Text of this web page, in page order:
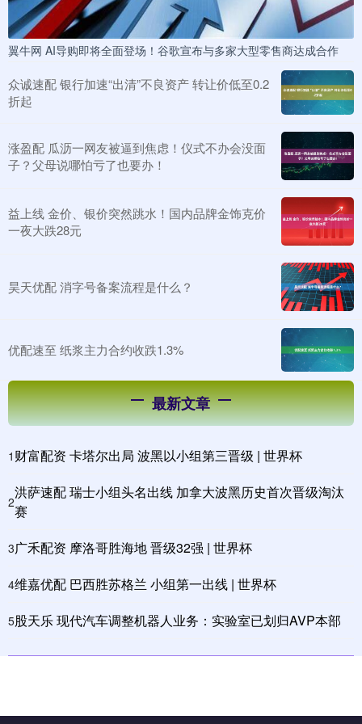
翼牛网 AI导购即将全面登场！谷歌宣布与多家大型零售商达成合作
众诚速配 银行加速“出清”不良资产 转让价低至0.2
折起
涨盈配 瓜沥一网友被逼到焦虑！仪式不办会没面
子？父母说哪怕亏了也要办！
益上线 金价、银价突然跳水！国内品牌金饰克价
一夜大跌28元
昊天优配 消字号备案流程是什么？
优配速至 纸浆主力合约收跌1.3%
最新文章
1 财富配资 卡塔尔出局 波黑以小组第三晋级 | 世界杯
2
洪萨速配 瑞士小组头名出线 加拿大波黑历史首次晋级淘汰
赛
3广禾配资 摩洛哥胜海地 晋级32强 | 世界杯
4维嘉优配 巴西胜苏格兰 小组第一出线 | 世界杯
5股天乐 现代汽车调整机器人业务：实验室已划归AVP本部